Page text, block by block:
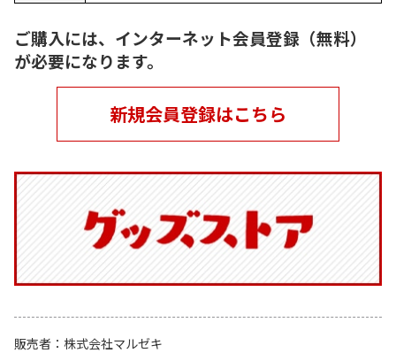
ご購入には、インターネット会員登録（無料）
が必要になります。
新規会員登録はこちら
販売者
株式会社マルゼキ